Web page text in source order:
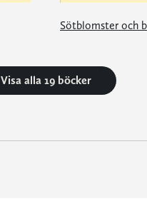
Visa alla 19 böcker